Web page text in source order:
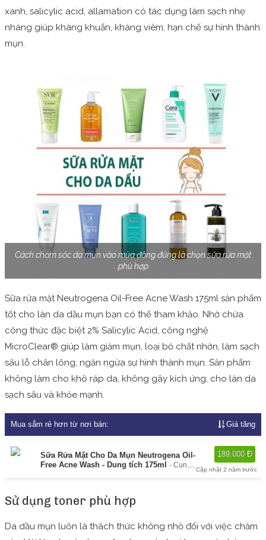
xanh, salicylic acid, allamation có tác dụng làm sạch nhẹ
nhàng giúp kháng khuẩn, kháng viêm, hạn chế sự hình thành
mụn.
Cách chăm sóc da mụn vào mùa đông đúng là chọn sữa rửa mặt
phù hợp
Sữa rửa mặt Neutrogena Oil-Free Acne Wash 175ml sản phẩm
tốt cho làn da dầu mụn bạn có thể tham khảo. Nhờ chứa
công thức đặc biệt 2% Salicylic Acid, công nghệ
MicroClear® giúp làm giảm mụn, loại bỏ chất nhờn, làm sạch
sâu lỗ chân lông, ngăn ngừa sự hình thành mụn. Sản phẩm
không làm cho khô ráp da, không gây kích ứng, cho làn da
sạch sâu và khỏe mạnh.
Mua sắm rẻ hơn từ nơi bán: Giá tăng
Sữa Rửa Mặt Cho Da Mụn Neutrogena Oil-
Free Acne Wash - Dung tích 175ml
Cung
189,000 Đ
Cập nhật 2 năm trước
Sử dụng toner phù hợp
Da dầu mụn luôn là thách thức không nhỏ đối với việc chăm